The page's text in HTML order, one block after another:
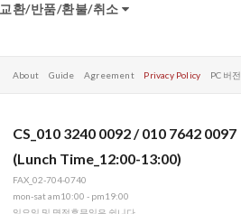
교환/반품/환불/취소
About Guide Agreement Privacy Policy PC 버전
CS_010 3240 0092 / 010 7642 0097
(Lunch Time_12:00-13:00)
FAX_02-704-0740
mon-sat am10:00 - pm19:00